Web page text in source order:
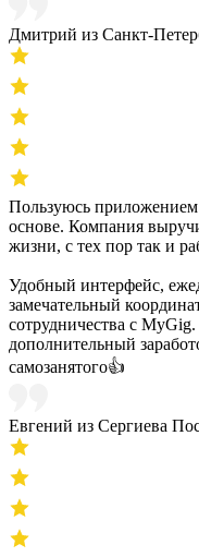
Дмитрий из Санкт-
Пользуюсь
основе. Компания
жизни, с тех пор так и
Удобный интерфейс,
замечательный
сотрудничества с
дополнительный
самозанятого👍
Евгений из Сергиева